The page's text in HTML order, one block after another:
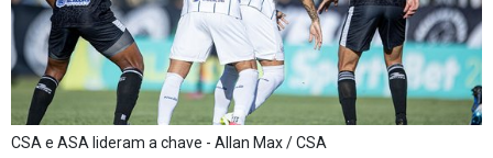
CSA e ASA lideram a chave - Allan Max / CSA